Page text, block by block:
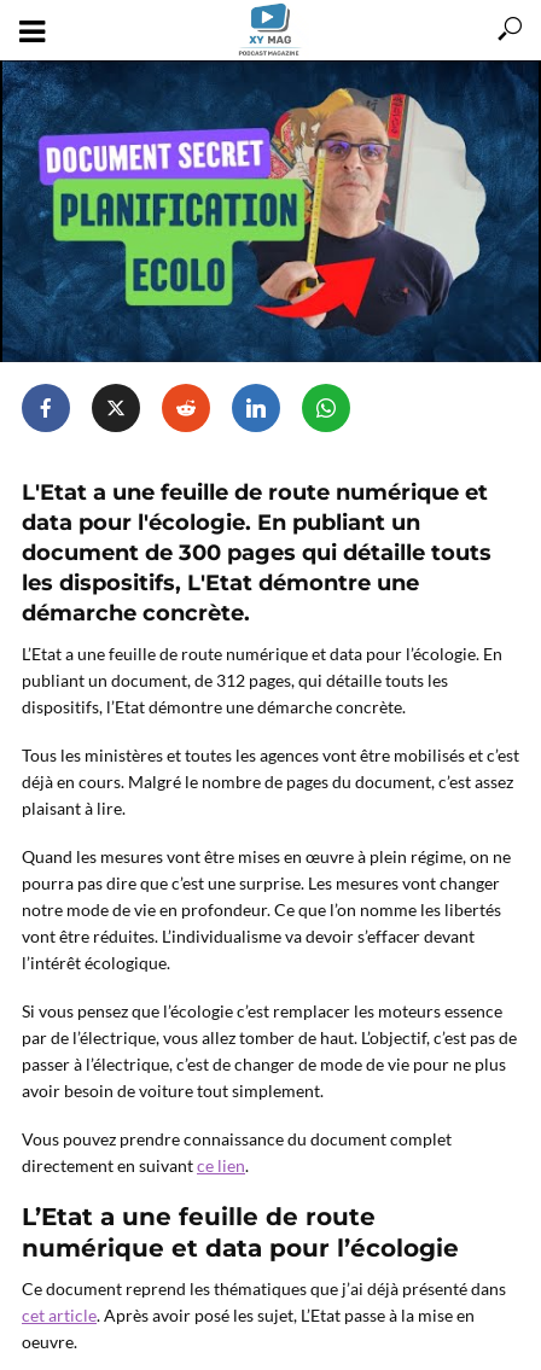
L'Etat a une feuille de route numérique et
data pour l'écologie. En publiant un
document de 300 pages qui détaille touts
les dispositifs, L'Etat démontre une
démarche concrète.
L’Etat a une feuille de route numérique et data pour l’écologie. En
publiant un document, de 312 pages, qui détaille touts les
dispositifs, l’Etat démontre une démarche concrète.
Tous les ministères et toutes les agences vont être mobilisés et c’est
déjà en cours. Malgré le nombre de pages du document, c’est assez
plaisant à lire.
Quand les mesures vont être mises en œuvre à plein régime, on ne
pourra pas dire que c’est une surprise. Les mesures vont changer
notre mode de vie en profondeur. Ce que l’on nomme les libertés
vont être réduites. L’individualisme va devoir s’effacer devant
l’intérêt écologique.
Si vous pensez que l’écologie c’est remplacer les moteurs essence
par de l’électrique, vous allez tomber de haut. L’objectif, c’est pas de
passer à l’électrique, c’est de changer de mode de vie pour ne plus
avoir besoin de voiture tout simplement.
Vous pouvez prendre connaissance du document complet
directement en suivantce lien.
L’Etat a une feuille de route
numérique et data pour l’écologie
Ce document reprend les thématiques que j’ai déjà présenté dans
cet article. Après avoir posé les sujet, L’Etat passe à la mise en
oeuvre.